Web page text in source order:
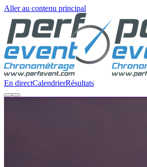
Aller au contenu principal
En directCalendrierRésultats